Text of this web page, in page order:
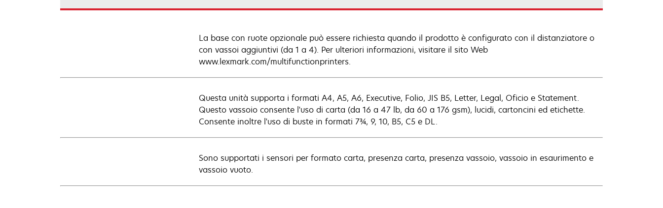
La base con ruote opzionale può essere richiesta quando il prodotto è configurato con il distanziatore o
con vassoi aggiuntivi (da 1 a 4). Per ulteriori informazioni, visitare il sito Web
www.lexmark.com/multifunctionprinters.
Questa unità supporta i formati A4, A5, A6, Executive, Folio, JIS B5, Letter, Legal, Oficio e Statement.
Questo vassoio consente l'uso di carta (da 16 a 47 lb, da 60 a 176 gsm), lucidi, cartoncini ed etichette.
Consente inoltre l'uso di buste in formati 7¾, 9, 10, B5, C5 e DL.
Sono supportati i sensori per formato carta, presenza carta, presenza vassoio, vassoio in esaurimento e
vassoio vuoto.